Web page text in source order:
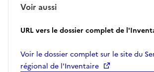
Voir aussi
URL vers le dossier complet de
Voir le dossier complet sur le site du
régional de l'Inventaire